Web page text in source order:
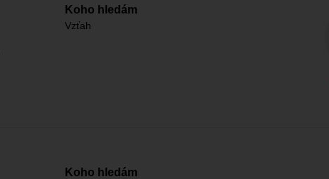
Koho hledám
Vzťah
Koho hledám